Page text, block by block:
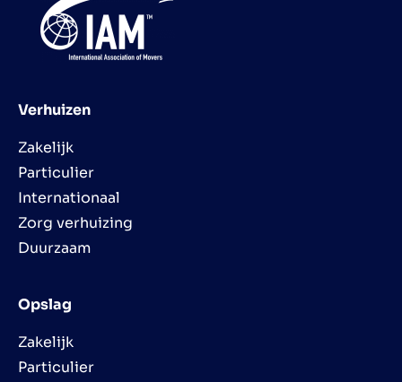
Verhuizen
Zakelijk
Particulier
Internationaal
Zorg verhuizing
Duurzaam
Opslag
Zakelijk
Particulier